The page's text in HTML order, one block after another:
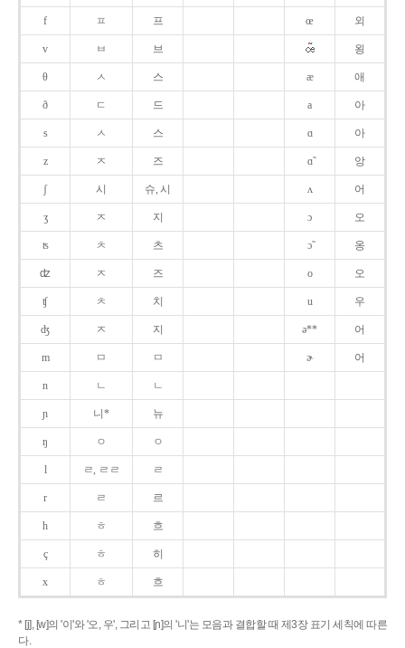
f ㅍ 프 œ 외
v ㅂ 브 욍
θ ㅅ 스 æ 애
ð ㄷ 드 a 아
s ㅅ 스 ɑ 아
z ㅈ 즈 ɑ̃ 앙
ʃ 시 슈, 시 ʌ 어
ʒ ㅈ 지 ɔ 오
ʦ ㅊ 츠 ɔ̃ 옹
ʣ ㅈ 즈 o 오
ʧ ㅊ 치 u 우
ʤ ㅈ 지 ə** 어
m ㅁ ㅁ ɚ 어
n ㄴ ㄴ
ɲ 니* 뉴
ŋ ㅇ ㅇ
l ㄹ, ㄹㄹ ㄹ
r ㄹ 르
h ㅎ 흐
ç ㅎ 히
x ㅎ 흐
* [j], [w]의 '이'와 '오, 우', 그리고 [ɲ]의 '니'는 모음과 결합할 때 제3장 표기 세칙에 따른
다.